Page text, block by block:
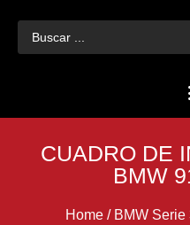
CUADRO DE
BMW
Home/ BMW Serie